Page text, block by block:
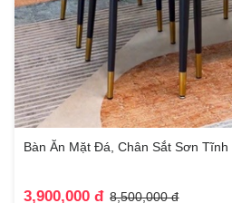
Bàn Ăn Mặt Đá, Chân Sắt Sơn
3,900,000 đ 8,500,000 đ